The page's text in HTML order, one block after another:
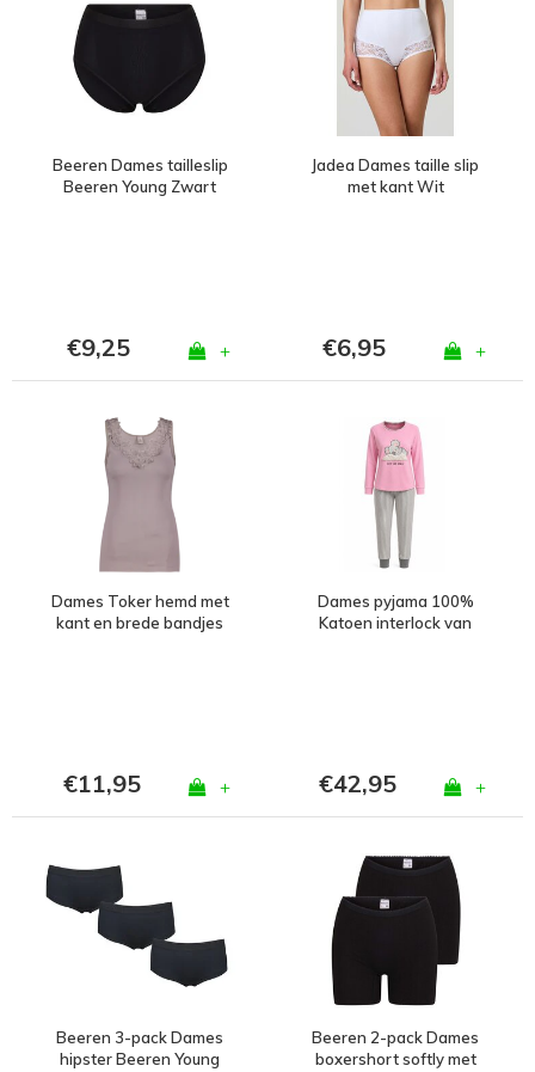
Beeren Dames tailleslip
Beeren Young Zwart
€9,25 +
Jadea Dames taille slip
met kant Wit
€6,95 +
Dames Toker hemd met
kant en brede bandjes
€11,95 +
Dames pyjama 100%
Katoen interlock van
€42,95 +
Beeren 3-pack Dames
hipster Beeren Young
Beeren 2-pack Dames
boxershort softly met